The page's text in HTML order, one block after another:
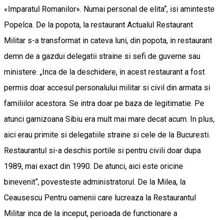
«Imparatul Romanilor». Numai personal de elita“, isi aminteste
Popelca. De la popota, la restaurant Actualul Restaurant
Militar s-a transformat in cateva luni, din popota, in restaurant
demn de a gazdui delegatii straine si sefi de guverne sau
ministere. „Inca de la deschidere, in acest restaurant a fost
permis doar accesul personalului militar si civil din armata si
familiilor acestora. Se intra doar pe baza de legitimatie. Pe
atunci garnizoana Sibiu era mult mai mare decat acum. In plus,
aici erau primite si delegatiile straine si cele de la Bucuresti.
Restaurantul si-a deschis portile si pentru civili doar dupa
1989, mai exact din 1990. De atunci, aici este oricine
binevenit“, povesteste administratorul. De la Milea, la
Ceausescu Pentru oamenii care lucreaza la Restaurantul
Militar inca de la inceput, perioada de functionare a